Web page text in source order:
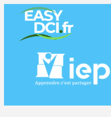
Aller
contenu